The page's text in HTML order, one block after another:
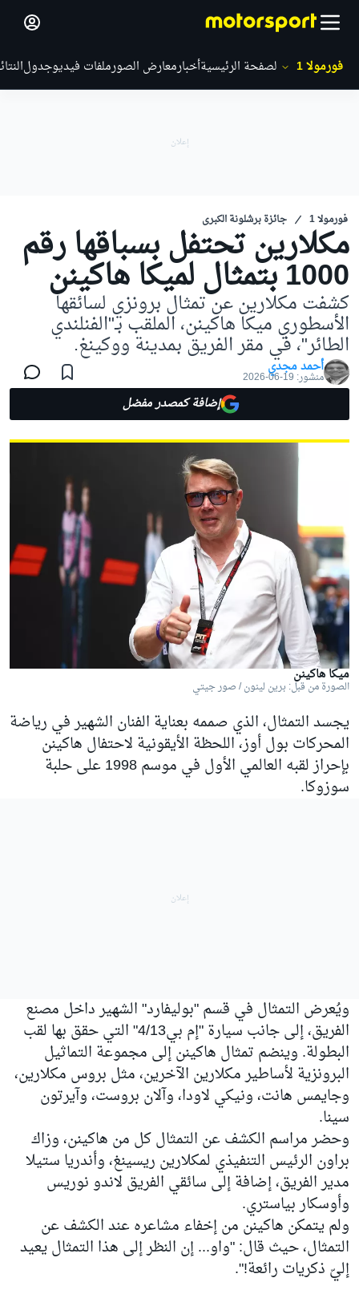
فورمولا 1 الصفحة الرئيسيةأخبارمعارض الصورملفات فيديوجدول
فورمولا 1 جائزة برشلونة الكبرى
مكلارين تحتفل بسباقها رقم
1000 بتمثال لميكا هاكينن
كشفت مكلارين عن تمثال برونزي لسائقها
الأسطوري ميكا هاكينن، الملقب بـ"الفنلندي
الطائر"، في مقر الفريق بمدينة ووكينغ.
أحمد مجدي
منشور: 19-06-2026
إضافة كمصدر مفضل
ميكا هاكينن
الصورة من قبل: برين لينون / صور جيتي
يجسد التمثال، الذي صممه بعناية الفنان الشهير في رياضة
المحركات بول أوز، اللحظة الأيقونية لاحتفال هاكينن
بإحراز لقبه العالمي الأول في موسم 1998 على حلبة
سوزوكا.
ويُعرض التمثال في قسم "بوليفارد" الشهير داخل مصنع
الفريق، إلى جانب سيارة "إم بي4/13" التي حقق بها لقب
البطولة. وينضم تمثال هاكينن إلى مجموعة التماثيل
البرونزية لأساطير مكلارين الآخرين، مثل بروس مكلارين،
وجايمس هانت، ونيكي لاودا، وآلان بروست، وآيرتون
سينا.
وحضر مراسم الكشف عن التمثال كل من هاكينن، وزاك
براون الرئيس التنفيذي لمكلارين ريسينغ، وأندريا ستيلا
مدير الفريق، إضافة إلى سائقي الفريق لاندو نوريس
وأوسكار بياستري.
ولم يتمكن هاكينن من إخفاء مشاعره عند الكشف عن
التمثال، حيث قال: "واو... إن النظر إلى هذا التمثال يعيد
إليّ ذكريات رائعة!".